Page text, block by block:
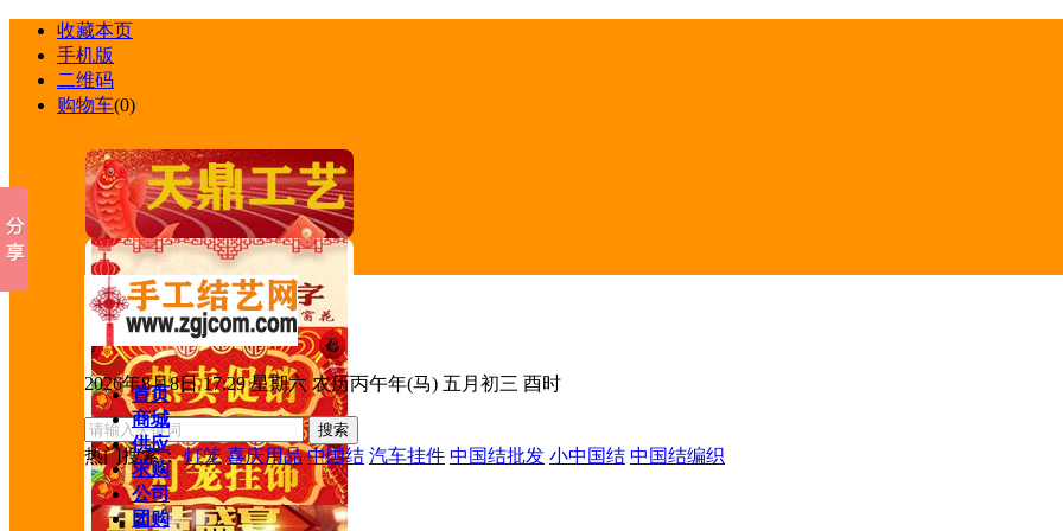
收藏本页
手机版
二维码
购物车(0)
2026年8月8日 17:29 星期六 农历丙午年(马) 五月初三 酉时
热门搜索：灯笼 喜庆用品 中国结 汽车挂件 中国结批发 小中国结 中国结编织
首页
商城
供应
求购
公司
团购